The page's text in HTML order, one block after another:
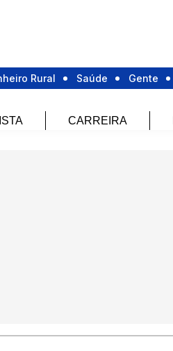
Rural Saúde Gente
CARREIRA